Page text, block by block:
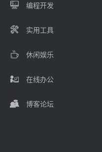
编程开发
实用工具
休闲娱乐
在线办公
博客论坛